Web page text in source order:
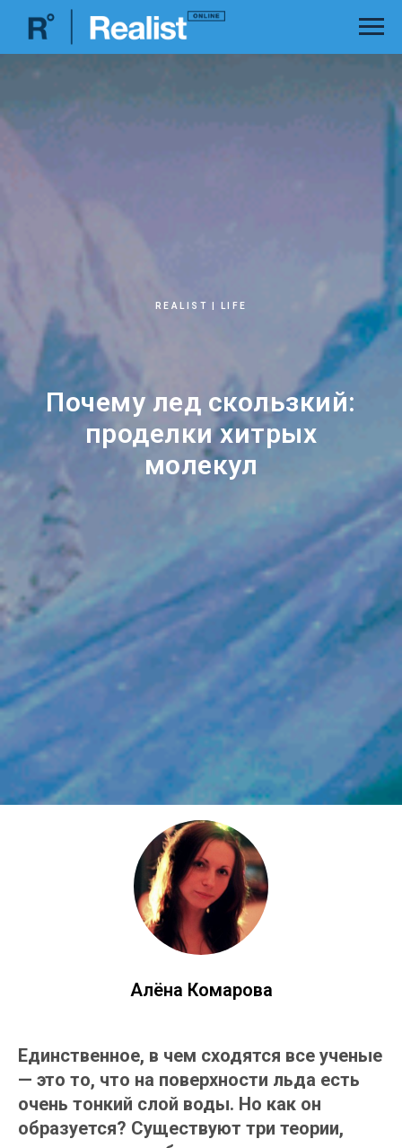
REALIST | LIFE
Почему лед скользкий:
проделки хитрых
молекул
Алёна Комарова
Единственное, в чем сходятся все ученые
— это то, что на поверхности льда есть
очень тонкий слой воды. Но как он
образуется? Существуют три теории,